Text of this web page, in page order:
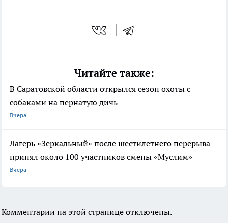
Читайте также:
В Саратовской области открылся сезон охоты с
собаками на пернатую дичь
Вчера
Лагерь «Зеркальный» после шестилетнего перерыва
принял около 100 участников смены «Муслим»
Вчера
Комментарии на этой странице отключены.